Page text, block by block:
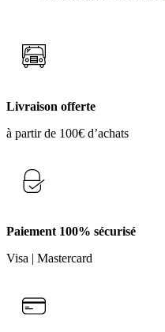
Livraison offerte
à partir de 100€ d’achats
Paiement 100% sécurisé
Visa | Mastercard